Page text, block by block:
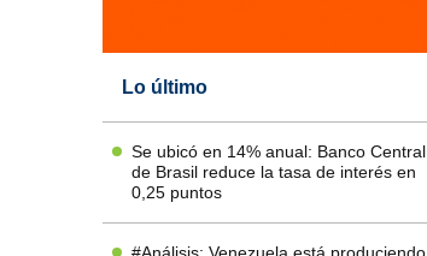
Lo último
Se ubicó en 14% anual: Banco Central
de Brasil reduce la tasa de interés en
0,25 puntos